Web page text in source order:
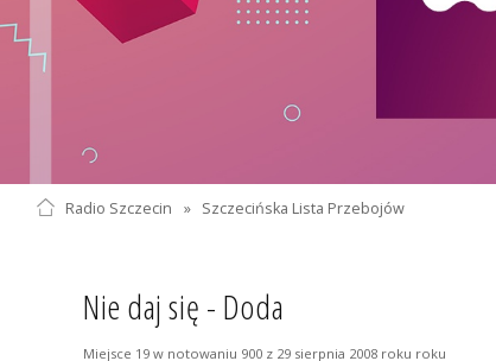
Radio Szczecin » Szczecińska Lista Przebojów
Nie daj się - Doda
Miejsce 19 w notowaniu 900 z 29 sierpnia 2008 roku roku